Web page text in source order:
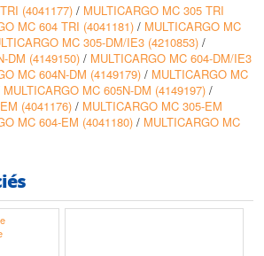
(4041177) / MULTICARGO MC 305 TRI
MC 604 TRI (4041181) / MULTICARGO MC
MC 305-DM/IE3 (4210853) /
DM (4149150) / MULTICARGO MC 604-DM/IE3
MC 604N-DM (4149179) / MULTICARGO MC
MULTICARGO MC 605N-DM (4149197) /
(4041176) / MULTICARGO MC 305-EM
MC 604-EM (4041180) / MULTICARGO MC